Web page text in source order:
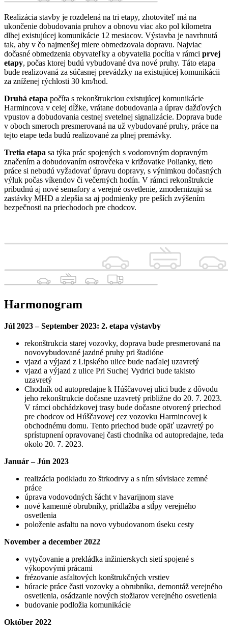
Realizácia stavby je rozdelená na tri etapy, zhotoviteľ má na
ukončenie dobudovania pruhov a obnovu viac ako pol kilometra
dlhej existujúcej komunikácie 12 mesiacov. Výstavba je navrhnutá
tak, aby v čo najmenšej miere obmedzovala dopravu. Najviac
dočasné obmedzenia obyvateľky a obyvatelia pocítia v rámci prvej
etapy, počas ktorej budú vybudované dva nové pruhy. Táto etapa
bude realizovaná za súčasnej prevádzky na existujúcej komunikácii
za zníženej rýchlosti 30 km/hod.
Druhá etapa počíta s rekonštrukciou existujúcej komunikácie
Harmincova v celej dĺžke, vrátane dobudovania a úprav dažďových
vpustov a dobudovania cestnej svetelnej signalizácie. Doprava bude
v oboch smeroch presmerovaná na už vybudované pruhy, práce na
tejto etape teda budú realizované za plnej premávky.
Tretia etapa sa týka prác spojených s vodorovným dopravným
značením a dobudovaním ostrovčeka v križovatke Polianky, tieto
práce si nebudú vyžadovať úpravu dopravy, s výnimkou dočasných
výluk počas víkendov či večerných hodín. V rámci rekonštrukcie
pribudnú aj nové semafory a verejné osvetlenie, zmodernizujú sa
zastávky MHD a zlepšia sa aj podmienky pre peších zvýšením
bezpečnosti na priechodoch pre chodcov.
Harmonogram
Júl 2023 – September 2023: 2. etapa výstavby
rekonštrukcia starej vozovky, doprava bude presmerovaná na
novovybudované jazdné pruhy pri štadióne
vjazd a výjazd z Lipského ulice bude naďalej uzavretý
vjazd a výjazd z ulice Pri Suchej Vydrici bude takisto
uzavretý
Chodník od autopredajne k Húščavovej ulici bude z dôvodu
jeho rekonštrukcie dočasne uzavretý približne do 20. 7. 2023.
V rámci obchádzkovej trasy bude dočasne otvorený priechod
pre chodcov od Húščavovej cez vozovku Harmincovej k
obchodnému domu. Tento priechod bude opäť uzavretý po
sprístupnení opravovanej časti chodníka od autopredajne, teda
okolo 20. 7. 2023.
Január – Jún 2023
realizácia podkladu zo štrkodrvy a s ním súvisiace zemné
práce
úprava vodovodných šácht v havarijnom stave
nové kamenné obrubníky, prídlažba a stĺpy verejného
osvetlenia
položenie asfaltu na novo vybudovanom úseku cesty
November a december 2022
vytyčovanie a prekládka inžinierskych sietí spojené s
výkopovými prácami
frézovanie asfaltových konštrukčných vrstiev
búracie práce časti vozovky a obrubníka, demontáž verejného
osvetlenia, osádzanie nových stožiarov verejného osvetlenia
budovanie podložia komunikácie
Október 2022